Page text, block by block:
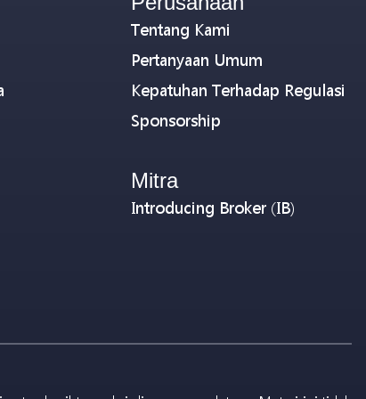
Tentang Kami
Pertanyaan Umum
Kepatuhan Terhadap Regulasi
Sponsorship
Mitra
Introducing Broker (IB)